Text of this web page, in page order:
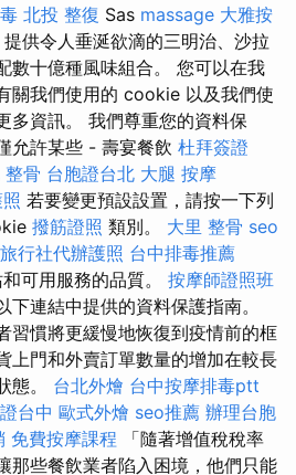
北投 整復 Sas massage 大雅按
提供令人垂涎欲滴的三明治、沙拉
數十億種風味組合。 您可以在我
關我們使用的 cookie 以及我們使
多資訊。 我們尊重您的資料保
允許某些 - 壽宴餐飲 杜拜簽證
整骨 台胞證台北 大腿 按摩
若要變更預設設置，請按一下列
撥筋證照 類別。 大里 整骨 seo
旅行社代辦護照 台中排毒推薦
可用服務的品質。 按摩師證照班
連結中提供的資料保護指南。
習慣將更緩慢地恢復到疫情前的框
上門和外賣訂單數量的增加在較長
態。 台北外燴 台中按摩排毒ptt
台中 歐式外燴 seo推薦 辦理台胞
免費按摩課程 「隨著增值稅稅率
那些餐飲業者陷入困境，他們只能